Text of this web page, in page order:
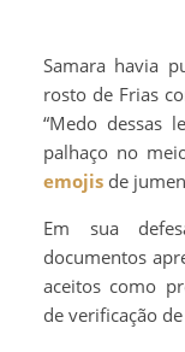
Samara havia
rosto de Frias
“Medo dessas
palhaço no
emojis de
Em sua
documentos
aceitos como
de verificação